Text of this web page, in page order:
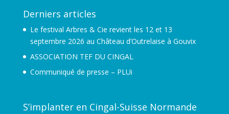
Derniers articles
Le festival Arbres & Cie revient les 12 et 13
septembre 2026 au Château d’Outrelaise à Gouvix
ASSOCIATION TEF DU CINGAL
Communiqué de presse – PLUi
S’implanter en Cingal-Suisse Normande